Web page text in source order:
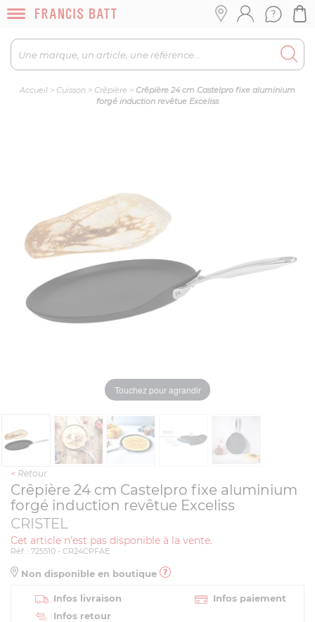
Accueil > Cuisson > Crêpière > Crêpière 24 cm Castelpro fixe aluminium
forgé induction revêtue Exceliss
Touchez pour agrandir
< Retour
Crêpière 24 cm Castelpro fixe aluminium
forgé induction revêtue Exceliss
CRISTEL
Cet article n'est pas disponible à la vente.
Réf. : 725510 - CR24CPFAE
Non disponible en boutique
Infos livraison
Infos paiement
Infos retour